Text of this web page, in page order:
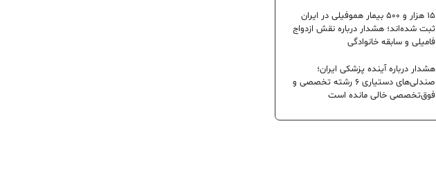
۱۵ هزار و ۵۰۰ بیمار هموفیلی در ایران
ثبت شده‌اند؛ هشدار درباره نقش ازدواج
فامیلی و سابقه خانوادگی
هشدار درباره آینده پزشکی ایران؛
صندلی‌های دستیاری ۶ رشته تخصصی و
فوق‌تخصصی خالی مانده است